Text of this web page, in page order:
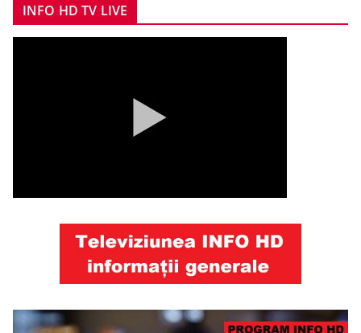
INFO HD TV LIVE